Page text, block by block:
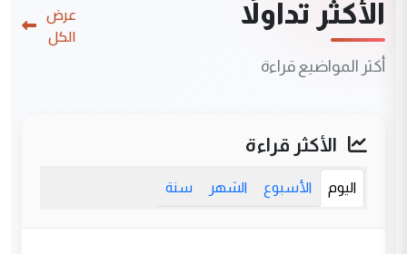
الأكثر تداولاً
أكثر المواضيع قراءة
عرض
الكل
الأكثر قراءة
اليوم الأسبوع الشهر سنة